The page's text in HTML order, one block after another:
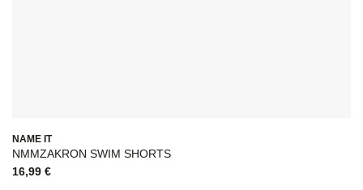
NAME IT
NMMZAKRON SWIM SHORTS
16,99 €